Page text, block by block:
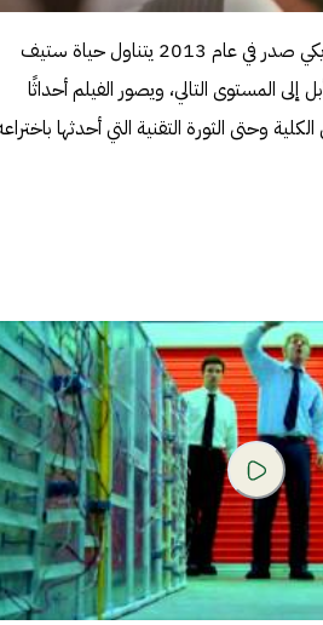
فيلم درامي وسيرة ذاتية أمريكي صدر في عام 2013 يتناول حياة ستيف
إلى المستوى التالي، ويصور الفيلم أحداثًا
وحتى الثورة التقنية التي أحدثها